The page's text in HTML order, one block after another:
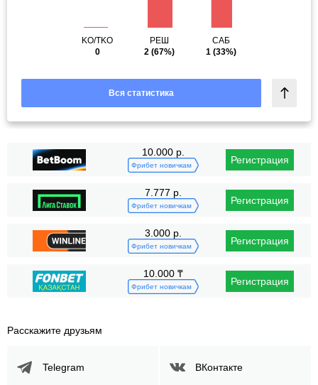
KO/TKO
0
РЕШ
2 (67%)
САБ
1 (33%)
Вся статистика
10.000 р.
Фрибет новичкам Регистрация
7.777 р.
Фрибет новичкам Регистрация
3.000 р.
Фрибет новичкам Регистрация
10.000 ₸
Фрибет новичкам Регистрация
Расскажите друзьям
Telegram ВКонтакте